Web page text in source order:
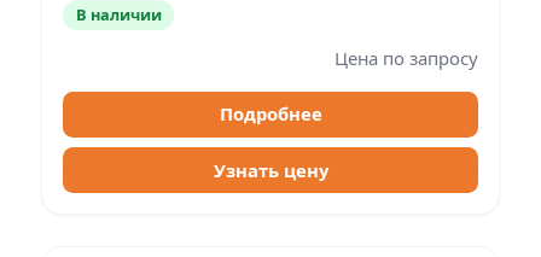
В наличии
Цена по запросу
Подробнее
Узнать цену